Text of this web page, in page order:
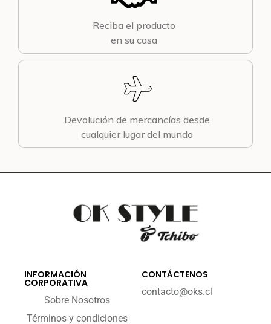
Reciba el producto
en su casa
Devolución de mercancías desde
cualquier lugar del mundo
INFORMACIÓN
CORPORATIVA
Sobre Nosotros
Términos y condiciones
CONTÁCTENOS
contacto@oks.cl